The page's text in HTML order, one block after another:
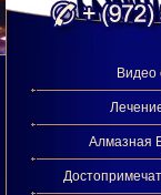
Видео
Алмазная